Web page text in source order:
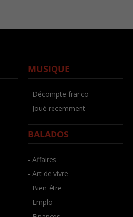
MUSIQUE
- Décompte franco
- Joué récemment
BALADOS
- Affaires
- Art de vivre
- Bien-être
- Emploi